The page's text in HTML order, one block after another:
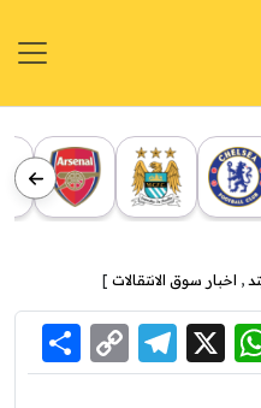
, اخبار سوق الانتقالات ]
WhatsApp
X
Link